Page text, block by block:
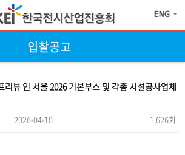
입찰공고
리뷰 인 서울 2026 기본부스 및 각종 시설공사업체
2026-04-10 1,626회